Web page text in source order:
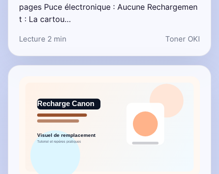
pages Puce électronique : Aucune Rechargemen
t : La cartou…
Lecture 2 min Toner OKI